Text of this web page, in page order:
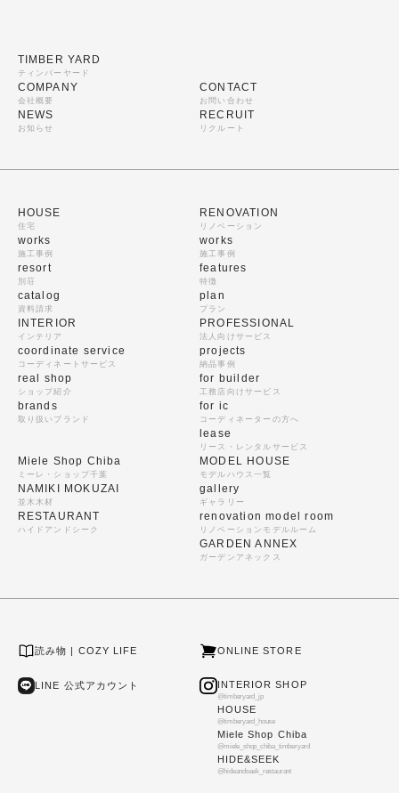
TIMBER YARD
ティンバーヤード
COMPANY
会社概要
NEWS
お知らせ
CONTACT
お問い合わせ
RECRUIT
リクルート
HOUSE
住宅
works
施工事例
resort
別荘
catalog
資料請求
RENOVATION
リノベーション
works
施工事例
features
特徴
plan
プラン
INTERIOR
インテリア
coordinate service
コーディネートサービス
real shop
ショップ紹介
brands
取り扱いブランド
PROFESSIONAL
法人向けサービス
projects
納品事例
for builder
工務店向けサービス
for ic
コーディネーターの方へ
lease
リース・レンタルサービス
Miele Shop Chiba
ミーレ・ショップ千葉
NAMIKI MOKUZAI
並木木材
RESTAURANT
ハイドアンドシーク
MODEL HOUSE
モデルハウス一覧
gallery
ギャラリー
renovation model room
リノベーションモデルルーム
GARDEN ANNEX
ガーデンアネックス
読み物 | COZY LIFE ONLINE STORE
LINE 公式アカウント INTERIOR SHOP
@timberyard_jp
HOUSE
@timberyard_house
Miele Shop Chiba
@miele_shop_chiba_timberyard
HIDE&SEEK
@hideandseek_restaurant